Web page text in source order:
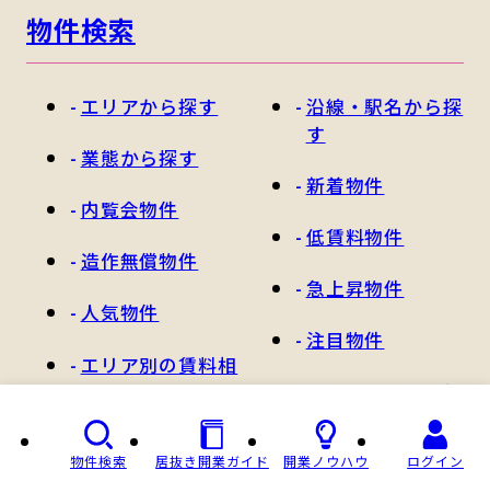
物件検索
エリアから探す
業態から探す
内覧会物件
造作無償物件
人気物件
エリア別の賃料相
場から探す
沿線・駅名から探
す
新着物件
低賃料物件
急上昇物件
注目物件
沿線・駅の賃料相
場から探す
物件検索 居抜き開業ガイド 開業ノウハウ ログイン